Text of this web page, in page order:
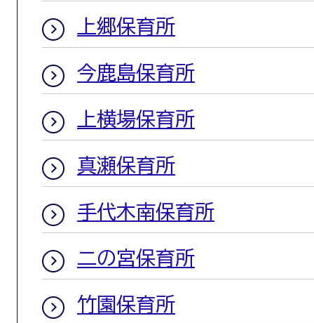
上郷保育所
今鹿島保育所
上横場保育所
真瀬保育所
手代木南保育所
二の宮保育所
竹園保育所